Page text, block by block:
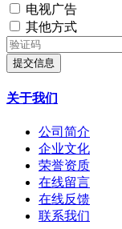
电视广告
其他方式
提交信息
关于我们
公司简介
企业文化
荣誉资质
在线留言
在线反馈
联系我们